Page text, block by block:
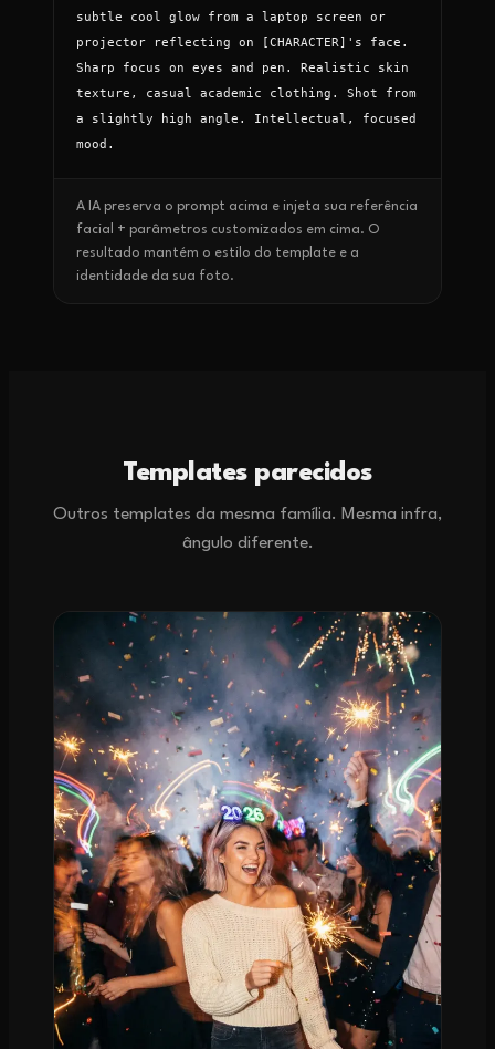
subtle cool glow from a laptop screen or
projector reflecting on [CHARACTER]'s face.
Sharp focus on eyes and pen. Realistic skin
texture, casual academic clothing. Shot from
a slightly high angle. Intellectual, focused
mood.
A IA preserva o prompt acima e injeta sua referência
facial + parâmetros customizados em cima. O
resultado mantém o estilo do template e a
identidade da sua foto.
Templates parecidos
Outros templates da mesma família. Mesma infra,
ângulo diferente.